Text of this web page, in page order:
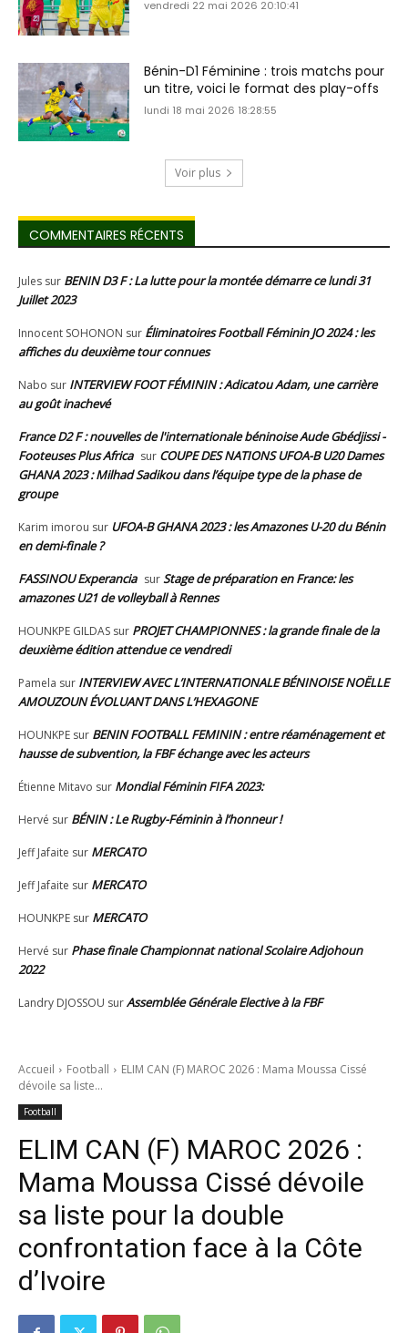
vendredi 22 mai 2026 20:10:41
Bénin-D1 Féminine : trois matchs pour
un titre, voici le format des play-offs
lundi 18 mai 2026 18:28:55
Voir plus
COMMENTAIRES RÉCENTS
Jules sur BENIN D3 F : La lutte pour la montée démarre ce lundi 31
Juillet 2023
Innocent SOHONON sur Éliminatoires Football Féminin JO 2024 : les
affiches du deuxième tour connues
Nabo sur INTERVIEW FOOT FÉMININ : Adicatou Adam, une carrière
au goût inachevé
France D2 F : nouvelles de l'internationale béninoise Aude Gbédjissi -
Footeuses Plus Africa sur COUPE DES NATIONS UFOA-B U20 Dames
GHANA 2023 : Milhad Sadikou dans l’équipe type de la phase de
groupe
Karim imorou sur UFOA-B GHANA 2023 : les Amazones U-20 du Bénin
en demi-finale ?
FASSINOU Experancia surStage de préparation en France: les
amazones U21 de volleyball à Rennes
HOUNKPE GILDAS sur PROJET CHAMPIONNES : la grande finale de la
deuxième édition attendue ce vendredi
Pamela sur INTERVIEW AVEC L’INTERNATIONALE BÉNINOISE NOËLLE
AMOUZOUN ÉVOLUANT DANS L’HEXAGONE
HOUNKPE sur BENIN FOOTBALL FEMININ : entre réaménagement et
hausse de subvention, la FBF échange avec les acteurs
Étienne Mitavo sur Mondial Féminin FIFA 2023:
Hervé sur BÉNIN : Le Rugby-Féminin à l’honneur !
Jeff Jafaite sur MERCATO
Jeff Jafaite sur MERCATO
HOUNKPE sur MERCATO
Hervé sur Phase finale Championnat national Scolaire Adjohoun
2022
Landry DJOSSOU surAssemblée Générale Elective à la FBF